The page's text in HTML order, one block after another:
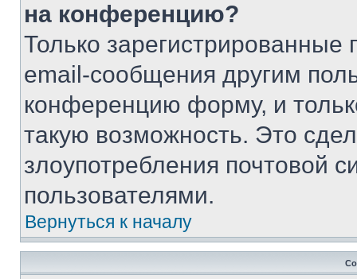
на конференцию?
Только зарегистрированные
email-сообщения другим
конференцию форму, и
такую возможность. Это
злоупотребления почтовой
пользователями.
Вернуться к началу